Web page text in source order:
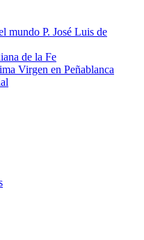
mundo P. José Luis de
de la Fe
Virgen en Peñablanca